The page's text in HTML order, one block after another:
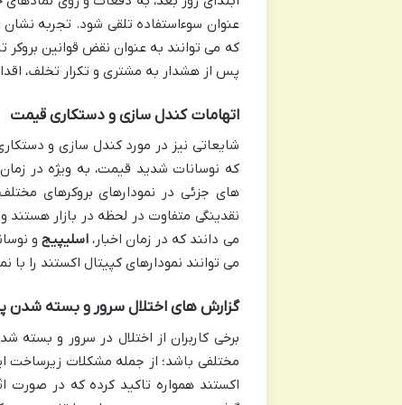
عنوان سوءاستفاده تلقی شود. تجربه نشان
که می توانند به عنوان نقض قوانین بروکر
پس از هشدار به مشتری و تکرار تخلف،
اتهامات کندل سازی و دستکاری قیمت
شایعاتی نیز در مورد کندل سازی و
که نوسانات شدید قیمت، به ویژه در
های جزئی در نمودارهای بروکرهای
نقدینگی متفاوت در لحظه در بازار هستند
می دانند که در زمان اخبار،اسلیپیج و
می توانند نمودارهای کپیتال اکستند را
گزارش های اختلال سرور و بسته شدن
برخی کاربران از اختلال در سرور و بسته
مختلفی باشد؛ از جمله مشکلات زیرساخت
اکستند همواره تاکید کرده که در